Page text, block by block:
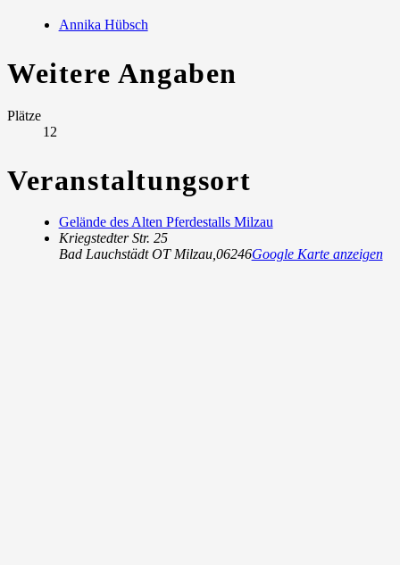
Annika Hübsch
Weitere Angaben
Plätze
12
Veranstaltungsort
Gelände des Alten Pferdestalls Milzau
Kriegstedter Str. 25
Bad Lauchstädt OT Milzau, 06246Google Karte anzeigen